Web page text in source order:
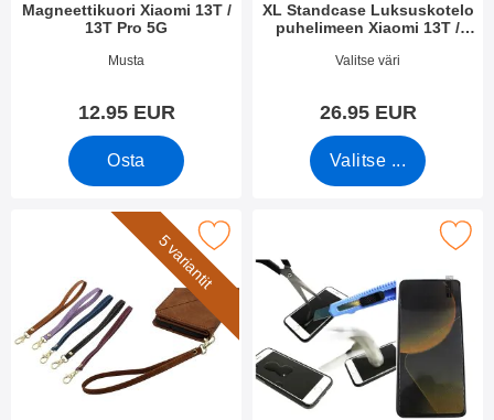
Magneettikuori Xiaomi 13T /
13T Pro 5G
Tuote.nro 49445
Musta
12.95 EUR
Osta
XL Standcase Luksuskotelo
puhelimeen Xiaomi 13T /
Tuote.nro 49368
Valitse väri
26.95 EUR
Valitse ...
5 variantit
rannehihna XL Standcase Luksuskotelo suosikiksi
Merkitse näytönsuoja karkaistusta lasista